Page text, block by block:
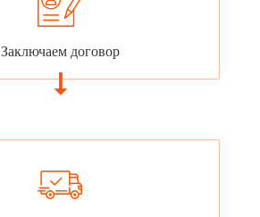
Заключаем договор